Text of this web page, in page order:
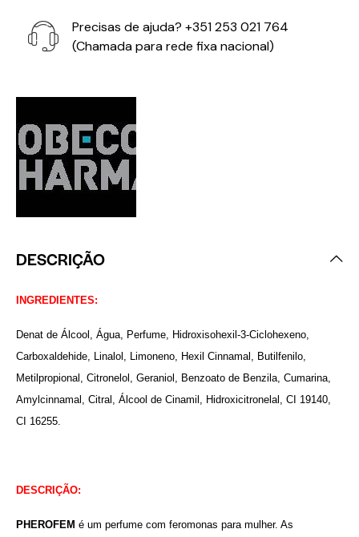
Precisas de ajuda? +351 253 021 764
(Chamada para rede fixa nacional)
DESCRIÇÃO
INGREDIENTES:
Denat de Álcool, Água, Perfume, Hidroxisohexil-3-Ciclohexeno,
Carboxaldehide, Linalol, Limoneno, Hexil Cinnamal, Butilfenilo,
Metilpropional, Citronelol, Geraniol, Benzoato de Benzila, Cumarina,
Amylcinnamal, Citral, Álcool de Cinamil, Hidroxicitronelal, CI 19140,
CI 16255.
DESCRIÇÃO:
PHEROFEM é um perfume com feromonas para mulher. As